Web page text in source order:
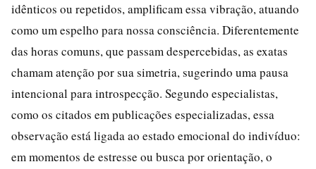
idênticos ou repetidos, amplificam essa vibração, atuando
como um espelho para nossa consciência. Diferentemente
das horas comuns, que passam despercebidas, as exatas
chamam atenção por sua simetria, sugerindo uma pausa
intencional para introspecção. Segundo especialistas,
como os citados em publicações especializadas, essa
observação está ligada ao estado emocional do indivíduo:
em momentos de estresse ou busca por orientação, o